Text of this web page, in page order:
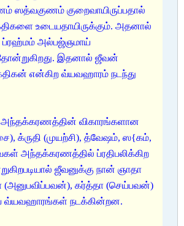
ஸத்வகுணம் குறைவாயிருப்பதால்
உடையதாயிருக்கும். அதனால்
ப்ரஹ்மம் அல்பஜ்ஞமாய்
இதனால் ஜீவன்
என்கிற வ்யவஹாரம் நடந்து
அந்தக்கரணத்தின் விகாரங்களான
க்ருதி (முயற்சி), த்வேஷம், ஸ{கம்,
அந்தக்கரணத்தில் ப்ரதிபலிக்கிற
ஜீவனுக்கு நான் ஞாதா
கர்த்தா (செய்பவன்)
வ்யவஹாரங்கள் நடக்கின்றன.